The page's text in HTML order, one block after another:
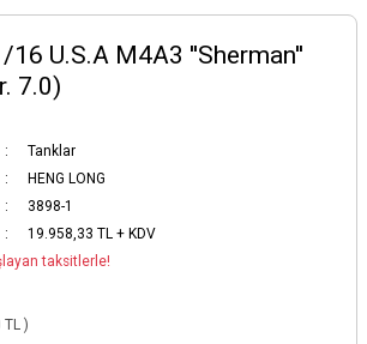
16 U.S.A M4A3 ''Sherman''
7.0)
Tanklar
HENG LONG
3898-1
19.958,33 TL + KDV
taksitlerle!
TL )